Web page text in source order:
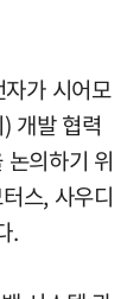
가 시어모
개발 협력
의하기 위
스, 사우디
.